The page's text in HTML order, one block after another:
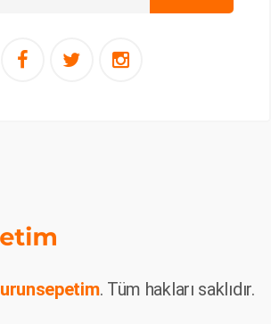
urunsepetim. Tüm hakları saklıdır.